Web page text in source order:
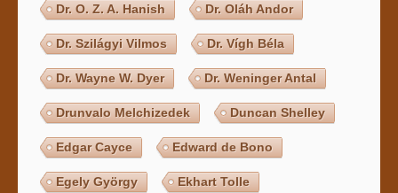
Dr. O. Z. A. Hanish Dr. Oláh Andor
Dr. Szilágyi Vilmos Dr. Vígh Béla
Dr. Wayne W. Dyer Dr. Weninger Antal
Drunvalo Melchizedek Duncan Shelley
Edgar Cayce Edward de Bono
Egely György Ekhart Tolle